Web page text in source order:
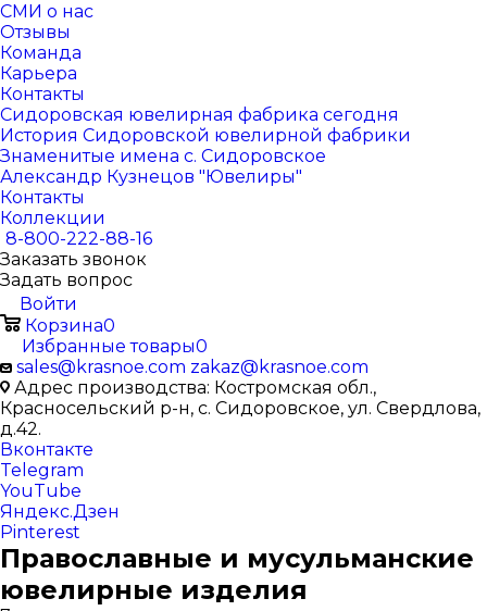
СМИ о нас
Отзывы
Команда
Карьера
Контакты
Сидоровская ювелирная фабрика сегодня
История Сидоровской ювелирной фабрики
Знаменитые имена с. Сидоровское
Александр Кузнецов "Ювелиры"
Контакты
Коллекции
8-800-222-88-16
Заказать звонок
Задать вопрос
Войти
Корзина0
Избранные товары0
sales@krasnoe.com zakaz@krasnoe.com
Адрес производства: Костромская обл.,
Красносельский р-н, с. Сидоровское, ул. Свердлова,
д.42.
Вконтакте
Telegram
YouTube
Яндекс.Дзен
Pinterest
Православные и мусульманские
ювелирные изделия